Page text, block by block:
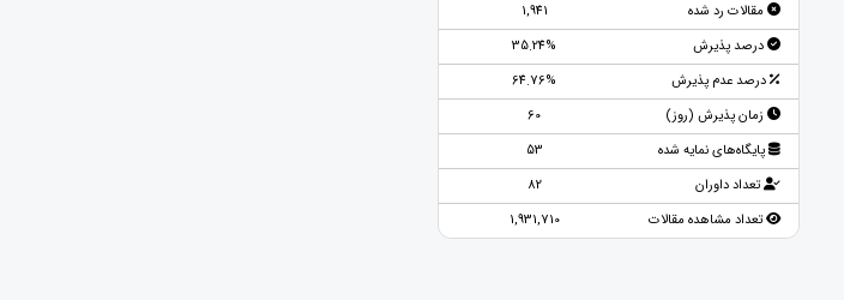
مقالات رد شده
1,941
درصد پذیرش
35.24%
درصد عدم پذیرش
64.76%
زمان پذیرش (روز)
60
پایگاه‌های نمایه شده
53
تعداد داوران
82
تعداد مشاهده مقالات
1,931,710